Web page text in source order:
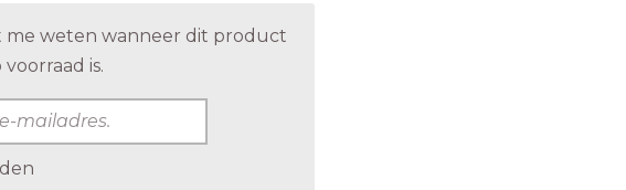
me weten wanneer dit product
is.